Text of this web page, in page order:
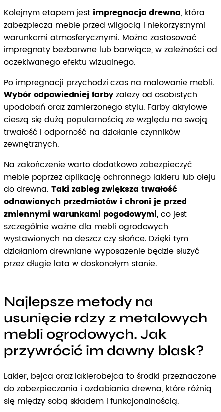
Kolejnym etapem jest impregnacja drewna, która
zabezpiecza meble przed wilgocią i niekorzystnymi
warunkami atmosferycznymi. Można zastosować
impregnaty bezbarwne lub barwiące, w zależności od
oczekiwanego efektu wizualnego.
Po impregnacji przychodzi czas na malowanie mebli.
Wybór odpowiedniej farbyzależy od osobistych
upodobań oraz zamierzonego stylu. Farby akrylowe
cieszą się dużą popularnością ze względu na swoją
trwałość i odporność na działanie czynników
zewnętrznych.
Na zakończenie warto dodatkowo zabezpieczyć
meble poprzez aplikację ochronnego lakieru lub oleju
do drewna. Taki zabieg zwiększa trwałość
odnawianych przedmiotów i chroni je przed
zmiennymi warunkami pogodowymi, co jest
szczególnie ważne dla mebli ogrodowych
wystawionych na deszcz czy słońce. Dzięki tym
działaniom drewniane wyposażenie będzie służyć
przez długie lata w doskonałym stanie.
Najlepsze metody na
usunięcie rdzy z metalowych
mebli ogrodowych. Jak
przywrócić im dawny blask?
Lakier, bejca oraz lakierobejca to środki przeznaczone
do zabezpieczania i ozdabiania drewna, które różnią
się między sobą składem i funkcjonalnością.